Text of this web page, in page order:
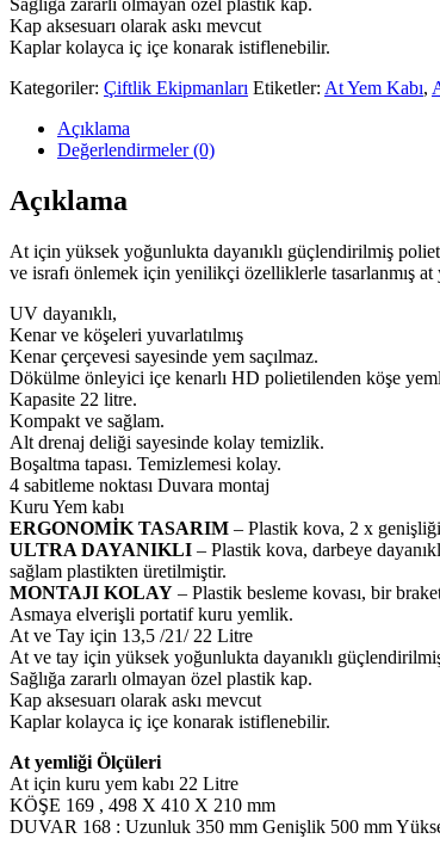
Kap aksesuarı olarak askı mevcut
Kaplar kolayca iç içe konarak istiflenebilir.
Kategoriler: Çiftlik Ekipmanları Etiketler: At Yem Kabı,
Açıklama
Değerlendirmeler (0)
Açıklama
At için yüksek yoğunlukta dayanıklı güçlendirilmiş
ve israfı önlemek için yenilikçi özelliklerle tasarlanmış at
UV dayanıklı,
Kenar ve köşeleri yuvarlatılmış
Kenar çerçevesi sayesinde yem saçılmaz.
Dökülme önleyici içe kenarlı HD polietilenden köşe
Kapasite 22 litre.
Kompakt ve sağlam.
Alt drenaj deliği sayesinde kolay temizlik.
Boşaltma tapası. Temizlemesi kolay.
4 sabitleme noktası Duvara montaj
Kuru Yem kabı
ERGONOMİK TASARIM – Plastik kova, 2 x
ULTRA DAYANIKLI – Plastik kova, darbeye
sağlam plastikten üretilmiştir.
MONTAJI KOLAY – Plastik besleme kovası, bir
Asmaya elverişli portatif kuru yemlik.
At ve Tay için 13,5 /21/ 22 Litre
At ve tay için yüksek yoğunlukta dayanıklı
Sağlığa zararlı olmayan özel plastik kap.
Kap aksesuarı olarak askı mevcut
Kaplar kolayca iç içe konarak istiflenebilir.
At yemliği Ölçüleri
At için kuru yem kabı 22 Litre
KÖŞE 169 , 498 X 410 X 210 mm
DUVAR 168 : Uzunluk 350 mm Genişlik 500 mm